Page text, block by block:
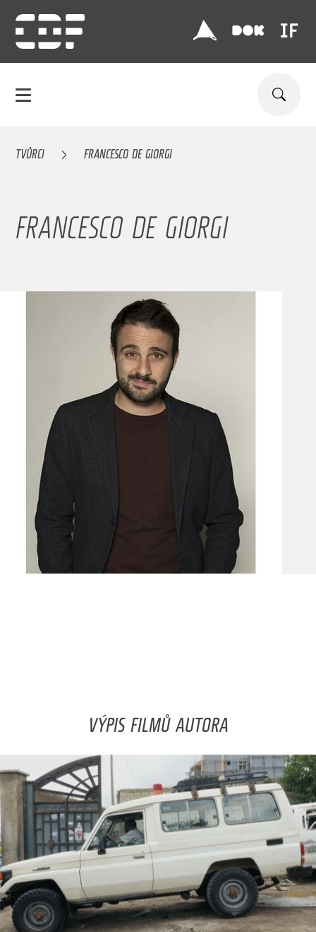
TVŮRCI FRANCESCO DE GIORGI
FRANCESCO DE GIORGI
VÝPIS FILMŮ AUTORA